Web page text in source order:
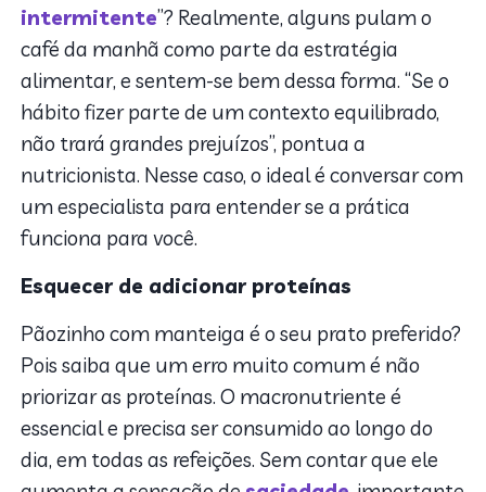
intermitente”? Realmente, alguns pulam o
café da manhã como parte da estratégia
alimentar, e sentem-se bem dessa forma. “Se o
hábito fizer parte de um contexto equilibrado,
não trará grandes prejuízos”, pontua a
nutricionista. Nesse caso, o ideal é conversar com
um especialista para entender se a prática
funciona para você.
Esquecer de adicionar proteínas
Pãozinho com manteiga é o seu prato preferido?
Pois saiba que um erro muito comum é não
priorizar as proteínas. O macronutriente é
essencial e precisa ser consumido ao longo do
dia, em todas as refeições. Sem contar que ele